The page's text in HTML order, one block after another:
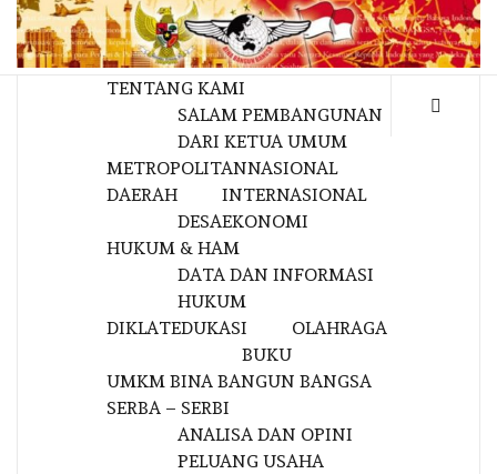
TENTANG KAMI
SALAM PEMBANGUNAN
DARI KETUA UMUM
METROPOLITANNASIONAL
DAERAH
DESA
INTERNASIONAL
EKONOMI
HUKUM & HAM
DATA DAN INFORMASI
HUKUM
DIKLATEDUKASI
BUKU
OLAHRAGA
UMKM BINA BANGUN BANGSA
SERBA – SERBI
ANALISA DAN OPINI
PELUANG USAHA